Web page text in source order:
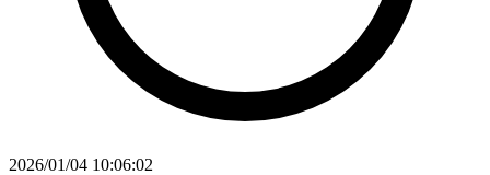
2026/01/04 10:06:02